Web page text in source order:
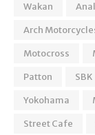
Wakan
Arch
Motocross
Patton
SBK
Yokohama
Street Cafe